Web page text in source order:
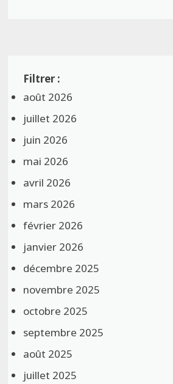
août 2026
juillet 2026
juin 2026
mai 2026
avril 2026
mars 2026
février 2026
janvier 2026
décembre 2025
novembre 2025
octobre 2025
septembre 2025
août 2025
juillet 2025